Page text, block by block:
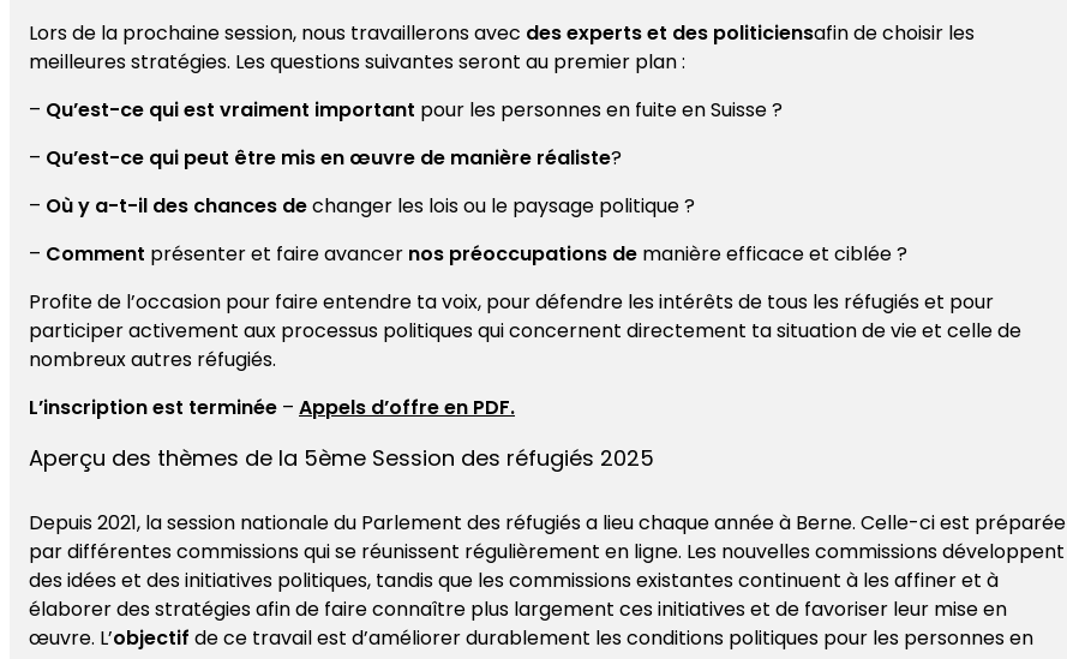
Lors de la prochaine session, nous travaillerons avec des experts et des politiciensafin de choisir les
meilleures stratégies. Les questions suivantes seront au premier plan :
– Qu’est-ce qui est vraiment important pour les personnes en fuite en Suisse ?
– Qu’est-ce qui peut être mis en œuvre de manière réaliste?
– Où y a-t-il des chances dechanger les lois ou le paysage politique ?
– Comment présenter et faire avancer nos préoccupations de manière efficace et ciblée ?
Profite de l’occasion pour faire entendre ta voix, pour défendre les intérêts de tous les réfugiés et pour
participer activement aux processus politiques qui concernent directement ta situation de vie et celle de
nombreux autres réfugiés.
L’inscription est terminée – Appels d’offre en PDF.
Aperçu des thèmes de la 5ème Session des réfugiés 2025
Depuis 2021, la session nationale du Parlement des réfugiés a lieu chaque année à Berne. Celle-ci est préparée
par différentes commissions qui se réunissent régulièrement en ligne. Les nouvelles commissions développent
des idées et des initiatives politiques, tandis que les commissions existantes continuent à les affiner et à
élaborer des stratégies afin de faire connaître plus largement ces initiatives et de favoriser leur mise en
œuvre. L’objectif de ce travail est d’améliorer durablement les conditions politiques pour les personnes en